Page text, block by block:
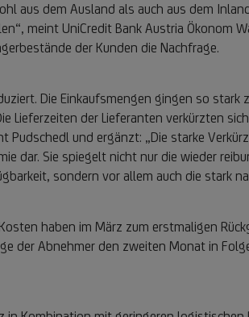
aus dem Ausland als auch aus dem
meint UniCredit Bank Austria Ökonom
der Kunden die Nachfrage.
Die Einkaufsmengen gingen so stark
Lieferzeiten der Lieferanten verkürzten
und ergänzt: „Die starke
dar. Sie spiegelt nicht nur die wieder
sondern vor allem auch die stark
haben im März zum erstmaligen
der Abnehmer den zweiten Monat in